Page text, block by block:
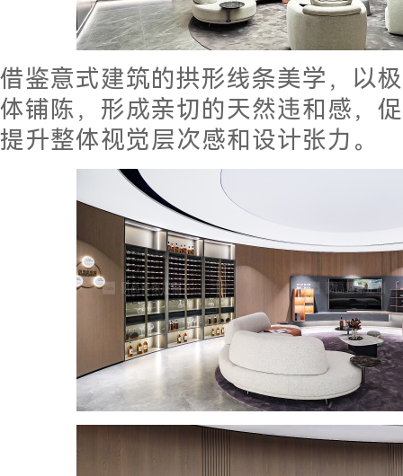
借鉴意式建筑的拱形线条美学，以
体铺陈，形成亲切的天然违和感，
提升整体视觉层次感和设计张力。